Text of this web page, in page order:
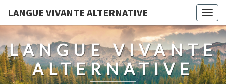
LANGUE VIVANTE ALTERNATIVE
LANGUE VIVANTE
ALTERNATIVE